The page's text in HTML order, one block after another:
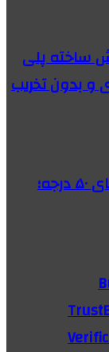
ساخته پلی
و بدون تخریب
هشدار قرمز هواشناسی برای گرمای ۵۰ درجه؛